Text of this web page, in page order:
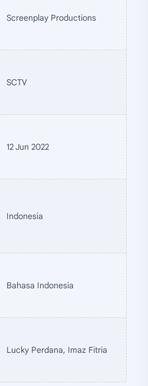
Screenplay Productions
SCTV
12 Jun 2022
Indonesia
Bahasa Indonesia
Lucky Perdana, Imaz Fitria